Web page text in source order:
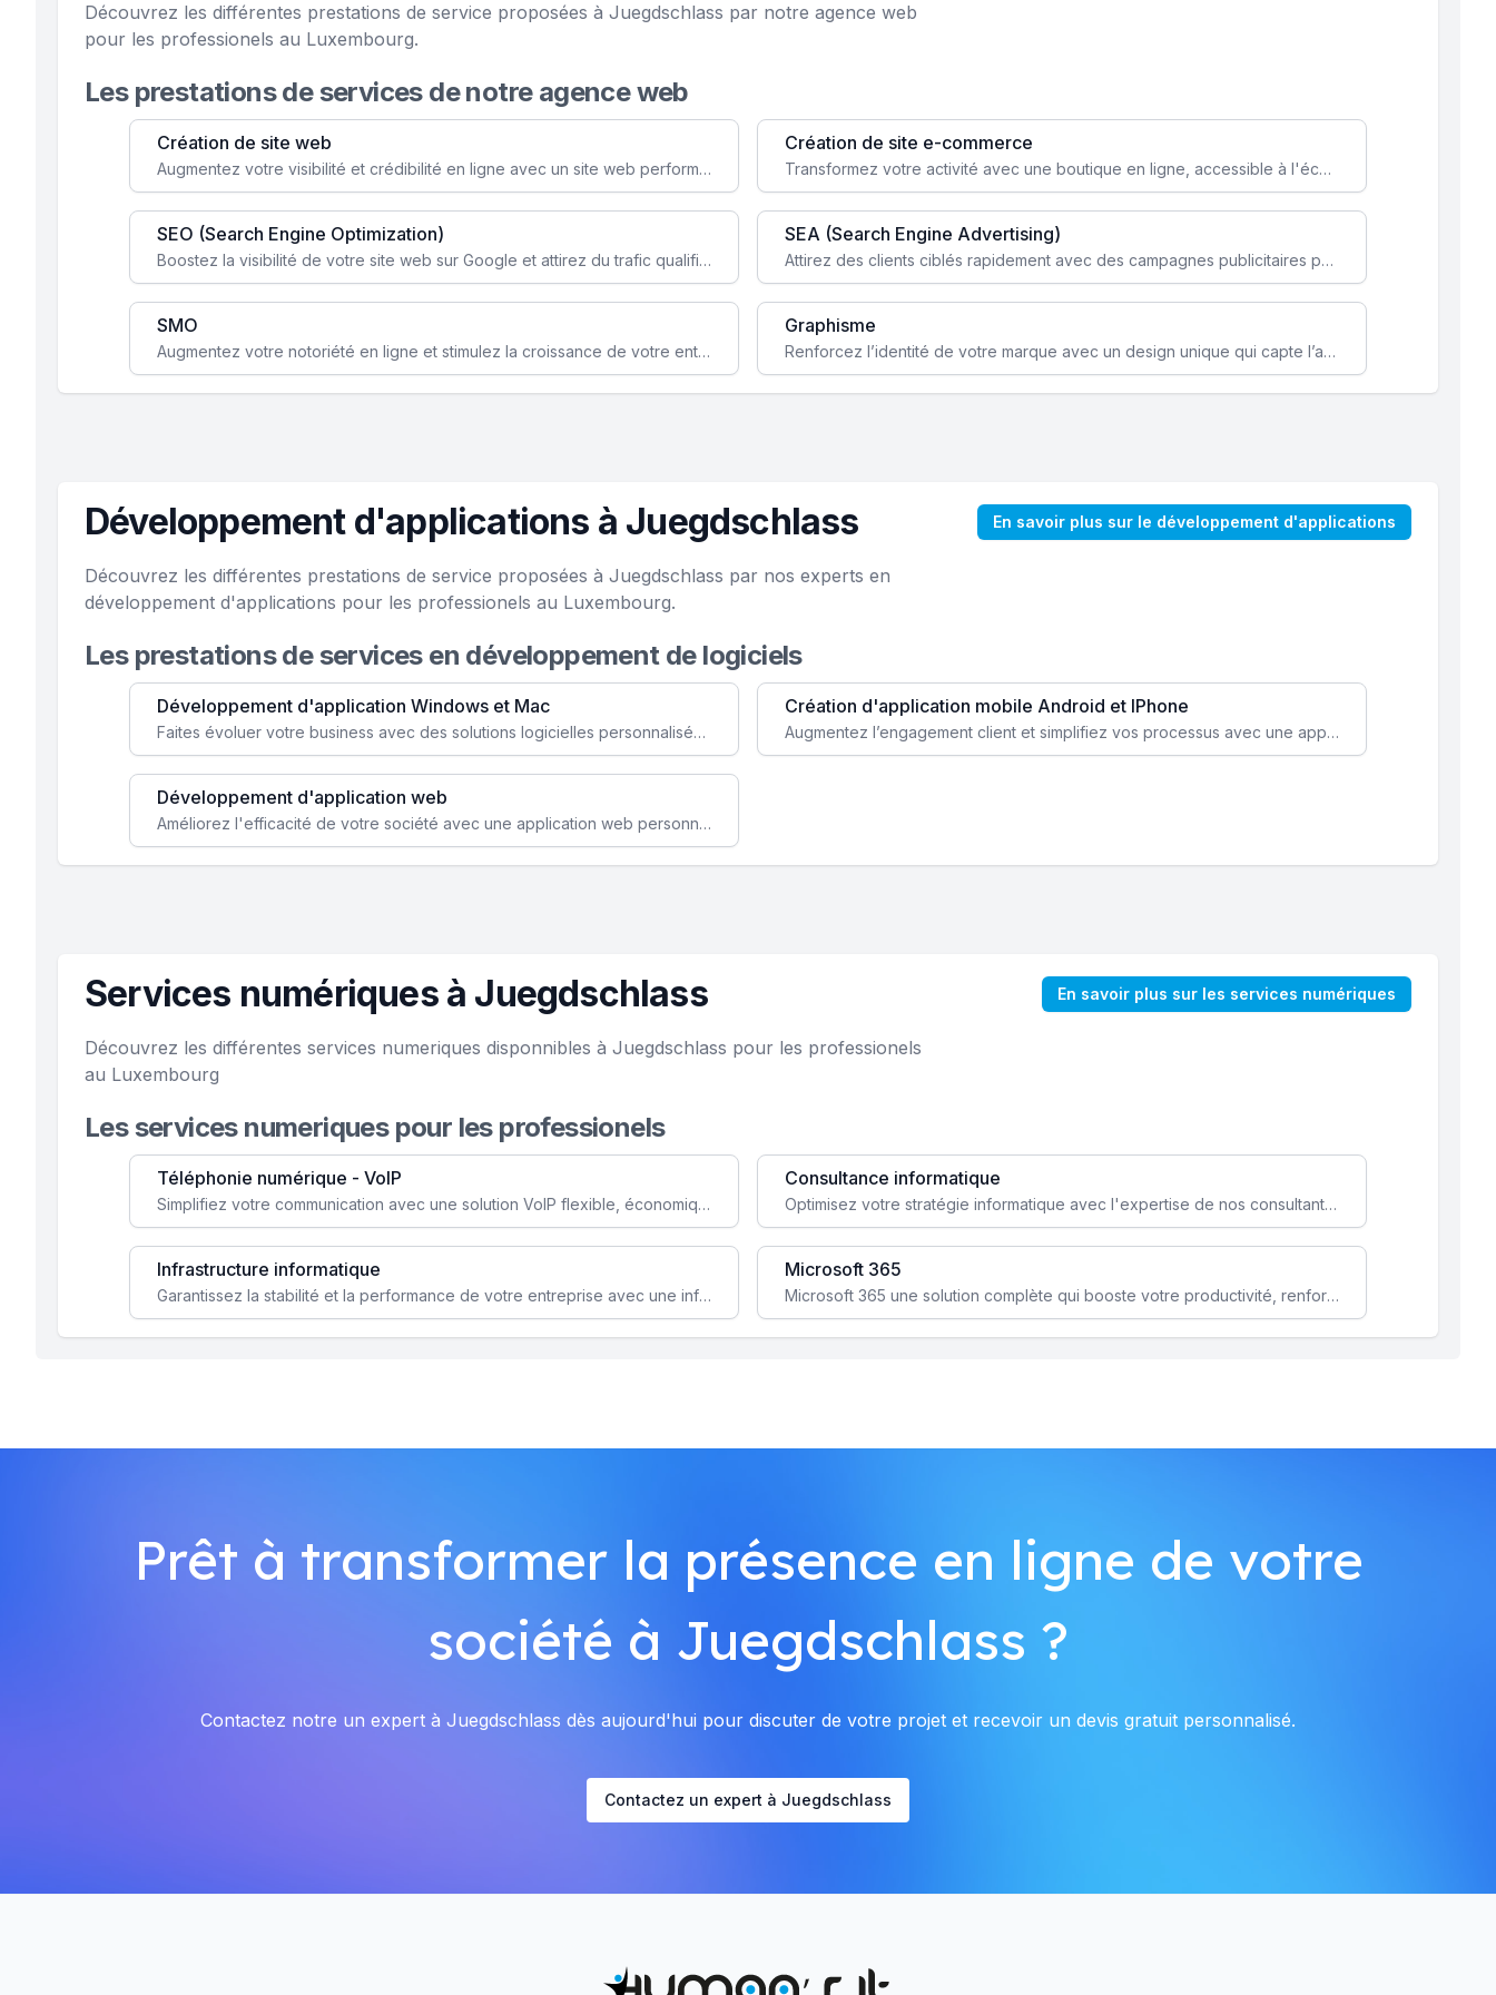
Découvrez les différentes prestations de service proposées à Juegdschlass par notre agence web
pour les professionels au Luxembourg.
Les prestations de services de notre agence web
Création de site web
Augmentez votre visibilité et crédibilité en ligne avec un site web performant, conçu pour attirer plus de clients.
Création de site e-commerce
Transformez votre activité avec une boutique en ligne, accessible à l'échelle mondiale 24/7.
SEO (Search Engine Optimization)
Boostez la visibilité de votre site web sur Google et attirez du trafic qualifié grâce à nos stratégies SEO.
SEA (Search Engine Advertising)
Attirez des clients ciblés rapidement avec des campagnes publicitaires payantes optimisées pour vos objectifs.
SMO
Augmentez votre notoriété en ligne et stimulez la croissance de votre entreprise grâce à une stratégie sociale sur mesure.
Graphisme
Renforcez l’identité de votre marque avec un design unique qui capte l’attention et engage vos clients.
Développement d'applications à Juegdschlass En savoir plus sur le développement d'applications
Découvrez les différentes prestations de service proposées à Juegdschlass par nos experts en
développement d'applications pour les professionels au Luxembourg.
Les prestations de services en développement de logiciels
Développement d'application Windows et Mac
Faites évoluer votre business avec des solutions logicielles personnalisées, parfaitement adaptées à vos besoins spécifiques.
Création d'application mobile Android et IPhone
Augmentez l’engagement client et simplifiez vos processus avec une application mobile sur mesure, disponible sur iOS et Android.
Développement d'application web
Améliorez l'efficacité de votre société avec une application web personnalisée accessible partout et tout le temps.
Services numériques à Juegdschlass En savoir plus sur les services numériques
Découvrez les différentes services numeriques disponnibles à Juegdschlass pour les professionels
au Luxembourg
Les services numeriques pour les professionels
Téléphonie numérique - VoIP
Simplifiez votre communication avec une solution VoIP flexible, économique et adaptée à vos besoins professionnels.
Consultance informatique
Optimisez votre stratégie informatique avec l'expertise de nos consultants pour améliorer votre efficacité et sécurité.
Infrastructure informatique
Garantissez la stabilité et la performance de votre entreprise avec une infrastructure IT sécurisée et évolutive.
Microsoft 365
Microsoft 365 une solution complète qui booste votre productivité, renforce la sécurité de vos données et facilite la collaboration.
Prêt à transformer la présence en ligne de votre
société à Juegdschlass ?
Contactez notre un expert à Juegdschlass dès aujourd'hui pour discuter de votre projet et recevoir un devis gratuit personnalisé.
Contactez un expert à Juegdschlass